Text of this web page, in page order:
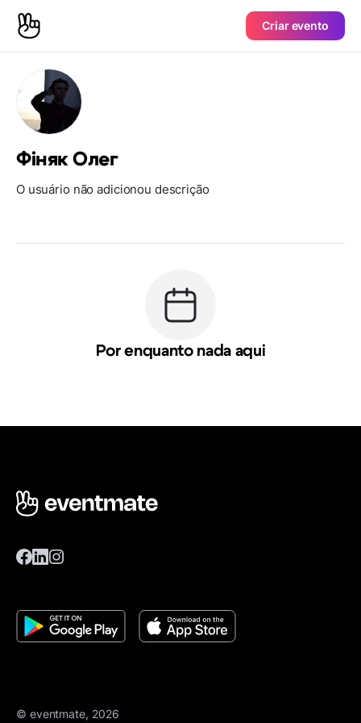
Criar evento
Фіняк Олег
O usuário não adicionou descrição
Por enquanto nada aqui
© eventmate, 2026